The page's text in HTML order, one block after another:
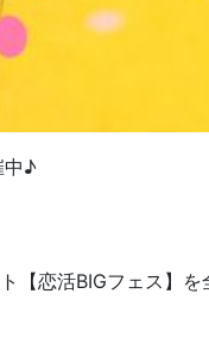
中♪
【恋活BIGフェス】